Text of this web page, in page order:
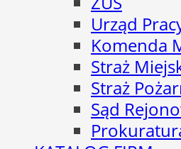
Urząd
Komenda
Straż
Straż
Sąd